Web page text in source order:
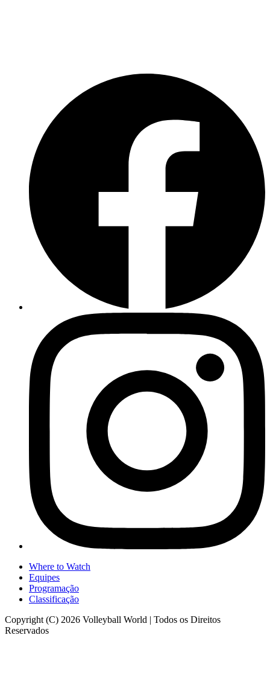
Where to Watch
Equipes
Programação
Classificação
Copyright (C) 2026 Volleyball World | Todos os Direitos
Reservados